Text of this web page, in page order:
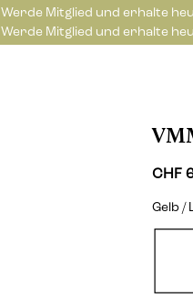
Werde Mitglied und erhalte
Werde Mitglied und erhalte
CHF
Gelb /